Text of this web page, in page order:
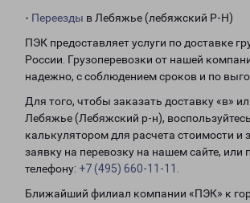
- Переезды в Лебяжье (лебяжский Р-Н)
ПЭК предоставляет услуги по доставке
России. Грузоперевозки от нашей
надежно, с соблюдением сроков и по
Для того, чтобы заказать доставку «в»
Лебяжье (Лебяжский р-н), воспользуйтесь
калькулятором для расчета стоимости и
заявку на перевозку на нашем сайте, или
телефону: +7 (495) 660-11-11
Ближайший филиал компании «ПЭК» к